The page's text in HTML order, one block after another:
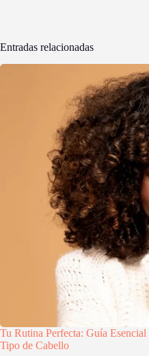
Entradas relacionadas
Tu Rutina Perfecta: Guía
Tipo de Cabello